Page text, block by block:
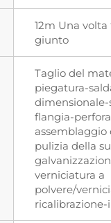
12m Una
giunto
Taglio del
piegatura-
flangia-
pulizia della
verniciatura a
polvere/